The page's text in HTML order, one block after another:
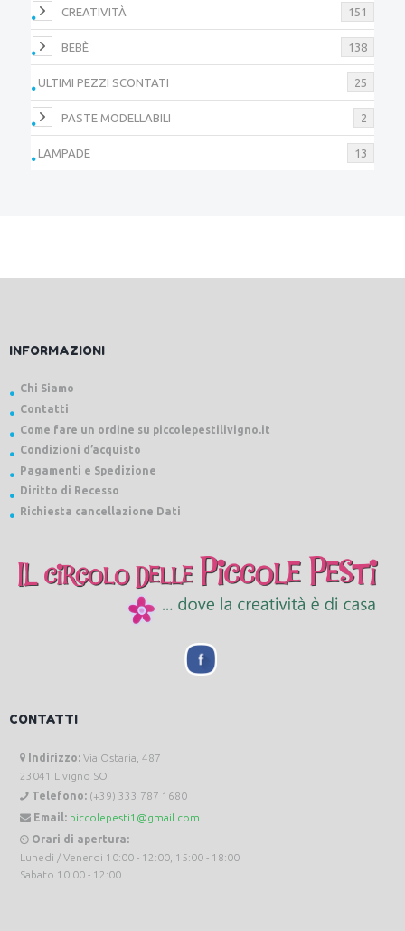
CREATIVITÀ 151
BEBÈ 138
ULTIMI PEZZI SCONTATI 25
PASTE MODELLABILI 2
LAMPADE 13
INFORMAZIONI
Chi Siamo
Contatti
Come fare un ordine su piccolepestilivigno.it
Condizioni d’acquisto
Pagamenti e Spedizione
Diritto di Recesso
Richiesta cancellazione Dati
CONTATTI
Indirizzo: Via Ostaria, 487
23041 Livigno SO
Telefono: (+39) 333 787 1680
Email: piccolepesti1@gmail.com
Orari di apertura:
Lunedì / Venerdi 10:00 - 12:00, 15:00 - 18:00
Sabato 10:00 - 12:00